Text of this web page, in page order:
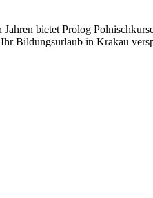
bietet Prolog
Bildungsurlaub in Krakau